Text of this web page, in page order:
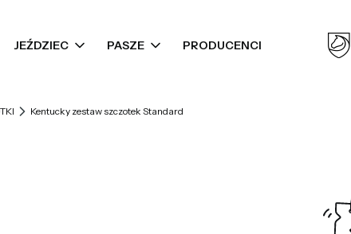
JEŹDZIEC PASZE PRODUCENCI
Kentucky zestaw szczotek Standard